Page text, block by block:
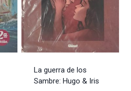
La guerra de los
Sambre: Hugo & Iris